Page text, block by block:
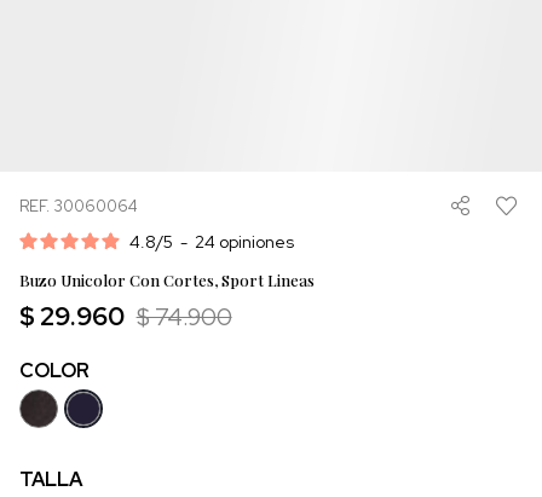
REF. 30060064
4.8/5 - 24 opiniones
Buzo Unicolor Con Cortes, Sport Lineas
$ 29.960 $ 74.900
COLOR
TALLA